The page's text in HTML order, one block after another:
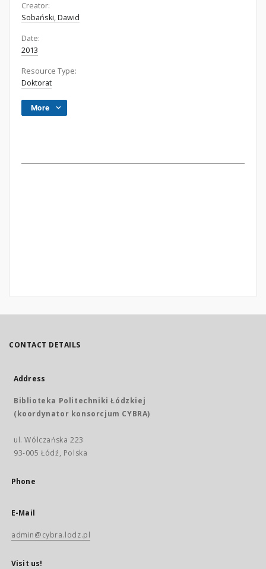
Creator:
Sobański, Dawid
Date:
2013
Resource Type:
Doktorat
More
CONTACT DETAILS
Address
Biblioteka Politechniki Łódzkiej
(koordynator konsorcjum CYBRA)
ul. Wólczańska 223
93-005 Łódź, Polska
Phone
E-Mail
admin@cybra.lodz.pl
Visit us!